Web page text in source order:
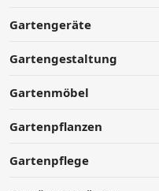
Gartengeräte
Gartengestaltung
Gartenmöbel
Gartenpflanzen
Gartenpflege